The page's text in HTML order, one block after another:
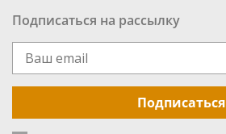
Подписаться на рассылку
Подписаться